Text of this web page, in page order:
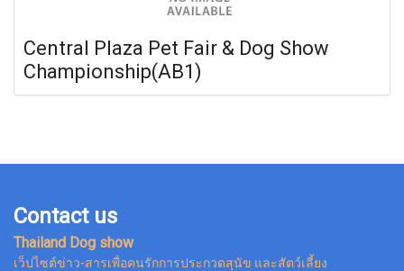
Central Plaza Pet Fair & Dog Show
Championship(AB1)
Contact us
Thailand Dog show
เว็ปไซต์ข่าว-สารเพื่อคนรักการประกวดสุนัข และสัตว์เลี้ยง